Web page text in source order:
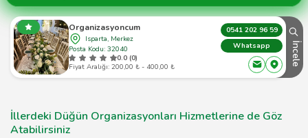
Organizasyoncum
Isparta, Merkez
Posta Kodu: 32040
0.0 (0)
Fiyat Aralığı: 200,00 ₺ - 400,00 ₺
0541 202 96 59
Whatsapp
İncele
İllerdeki Düğün Organizasyonları Hizmetlerine de Göz
Atabilirsiniz